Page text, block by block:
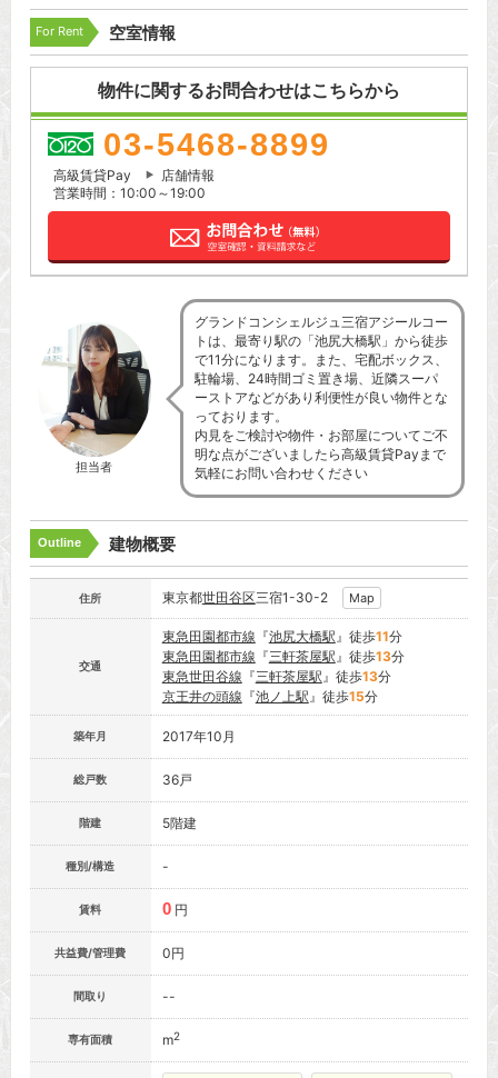
For Rent 空室情報
物件に関するお問合わせはこちらから
03-5468-8899
高級賃貸Pay
店舗情報
営業時間：10:00～19:00
担当者
グランドコンシェルジュ三宿アジールコー
トは、最寄り駅の「池尻大橋駅」から徒歩
で11分になります。また、宅配ボックス、
駐輪場、24時間ゴミ置き場、近隣スーパ
ーストアなどがあり利便性が良い物件とな
っております。
内見をご検討や物件・お部屋についてご不
明な点がございましたら高級賃貸Payまで
気軽にお問い合わせください
Outline 建物概要
住所 東京都世田谷区三宿1-30-2 Map
交通
東急田園都市線 『池尻大橋駅』徒歩11分
東急田園都市線 『三軒茶屋駅』徒歩13分
東急世田谷線 『三軒茶屋駅』徒歩13分
京王井の頭線 『池ノ上駅』徒歩15分
築年月 2017年10月
総戸数 36戸
階建 5階建
種別/構造 -
賃料 0 円
共益費/管理費 0円
間取り --
専有面積 m2